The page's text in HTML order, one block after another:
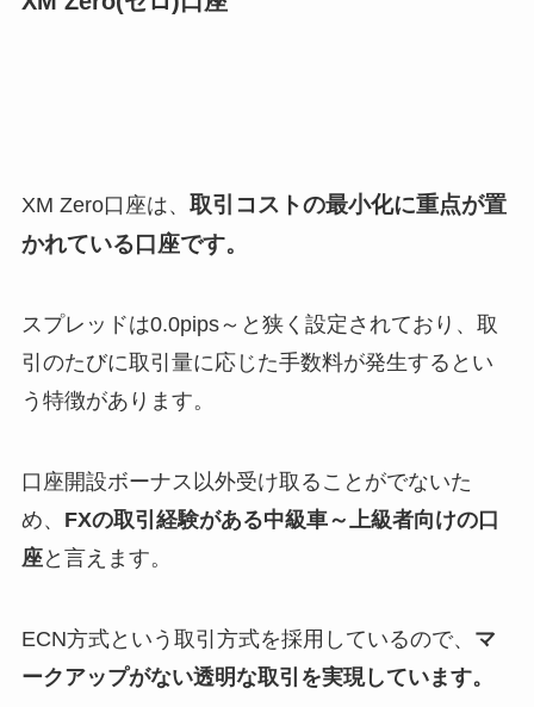
XM Zero口座は、 取引コストの最小化に重点が置
かれている口座です。
スプレッドは0.0pips～と狭く設定されており、取
引のたびに取引量に応じた手数料が発生するとい
う特徴があります。
口座開設ボーナス以外受け取ることがでないた
め、 FXの取引経験がある中級車～上級者向けの口
座と言えます。
ECN方式という取引方式を採用しているので、 マ
ークアップがない透明な取引を実現しています。